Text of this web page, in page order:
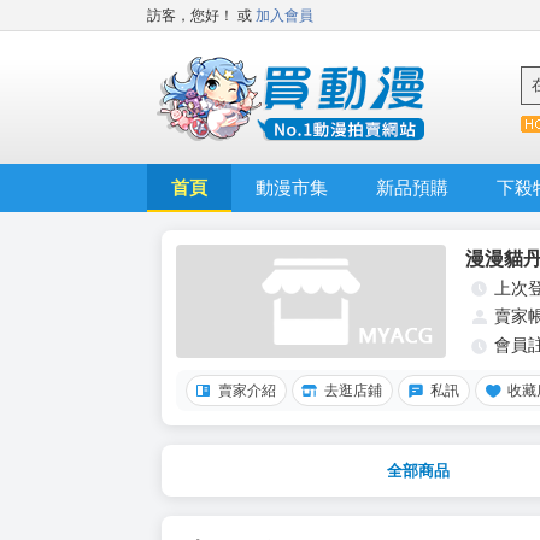
訪客，您好！ 或 加入會員
首頁 動漫市集 新品預購 下殺
漫漫貓
上次
賣家
會員
賣家介紹 去逛店鋪 私訊 收藏
全部商品